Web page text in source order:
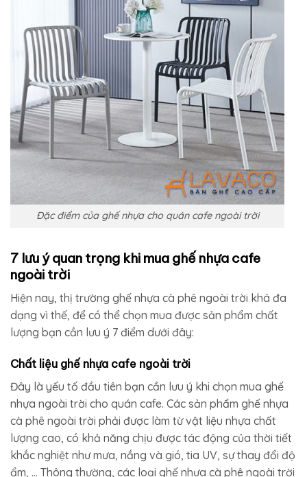
Đặc điểm của ghế nhựa cho quán cafe ngoài trời
7 lưu ý quan trọng khi mua ghế nhựa cafe
ngoài trời
Hiện nay, thị trường ghế nhựa cà phê ngoài trời khá đa
dạng vì thế, để có thể chọn mua được sản phẩm chất
lượng bạn cần lưu ý 7 điểm dưới đây:
Chất liệu ghế nhựa cafe ngoài trời
Đây là yếu tố đầu tiên bạn cần lưu ý khi chọn mua ghế
nhựa ngoài trời cho quán cafe. Các sản phẩm ghế nhựa
cà phê ngoài trời phải được làm từ vật liệu nhựa chất
lượng cao, có khả năng chịu được tác động của thời tiết
khắc nghiệt như mưa, nắng và gió, tia UV, sự thay đổi độ
ẩm, … Thông thường, các loại ghế nhựa cà phê ngoài trời